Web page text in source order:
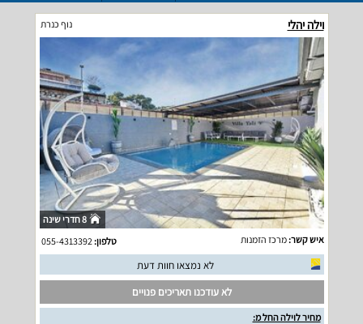
וילה יהלי נוף כנרת
8 חדרי שינה
איש קשר:מרכז הזמנות טלפון:
לא נמצאו חוות דעת
לא עודכנו תאריכים פנויים
מחיר לוילה החל מ: